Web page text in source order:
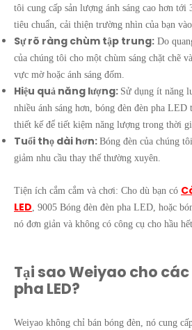
tôi cung cấp sản lượng ánh sáng cao hơn tới
tiêu chuẩn, cải thiện trường nhìn của bạn
Sự rõ ràng chùm tập trung: Do
của chúng tôi cho một chùm sáng chặt chẽ
vực mờ hoặc ánh sáng đốm.
Hiệu quả năng lượng: Sử dụng ít năng
nhiều ánh sáng hơn, bóng đèn đèn pha
thiết kế để tiết kiệm năng lượng trong thời
Tuổi thọ dài hơn: Bóng đèn của chúng
giảm nhu cầu thay thế thường xuyên.
Tiện ích cắm cắm và chơi: Cho dù bạn có
LED, 9005 Bóng đèn đèn pha LED, hoặc
nó đơn giản và không có công cụ cho hầu
Tại sao Weiyao cho
pha LED?
Weiyao không chỉ bán bóng đèn, nó cung